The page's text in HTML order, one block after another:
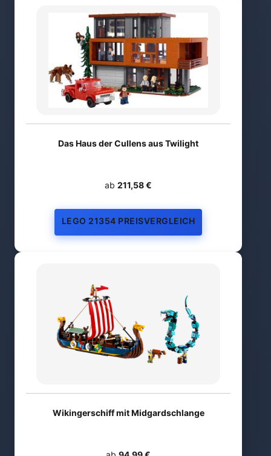
Das Haus der Cullens aus Twilight
ab 211,58 €
LEGO 21354 PREISVERGLEICH
Wikingerschiff mit Midgardschlange